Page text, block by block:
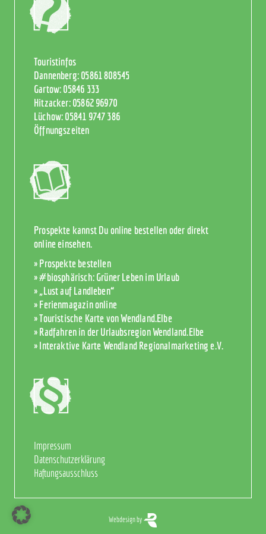
Touristinfos
Dannenberg:05861 808545
Gartow:05846 333
Hitzacker:05862 96970
Lüchow:05841 9747 386
Öffnungszeiten
Prospekte kannst Du online bestellen oder direkt
online einsehen.
» Prospekte bestellen
» #biosphärisch: Grüner Leben im Urlaub
» „Lust auf Landleben“
» Ferienmagazin online
» Touristische Karte von Wendland.Elbe
» Radfahren in der Urlaubsregion Wendland.Elbe
» Interaktive Karte Wendland Regionalmarketing e.V.
Impressum
Datenschutzerklärung
Haftungsausschluss
Webdesign by